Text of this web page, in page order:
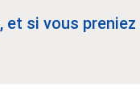
et si vous